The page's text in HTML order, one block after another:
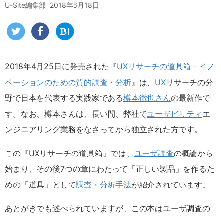
U-Site編集部 2018年6月18日
2018年4月25日に発売された『UXリサーチの道具箱－イノ
ベーションのための質的調査・分析』は、 UXリサーチの分
野で日本を代表する実践家である樽本徹也さんの最新作で
す。なお、樽本さんは、長い間、弊社でユーザビリティ エ
ンジニアリング業務をなさってから独立された方です。
この『UXリサーチの道具箱』では、 ユーザ調査の概論から
始まり、その後7つの章にわたって「正しい製品」を作るた
めの「道具」として調査・分析手法が紹介されています。
あとがきでも述べられていますが、この本はユーザ調査の